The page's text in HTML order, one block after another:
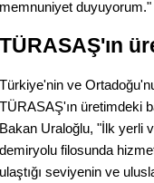
memnuniyet duyuyorum."
TÜRASAŞ'ın
Türkiye'nin ve
TÜRASAŞ'ın üretimdeki
Bakan Uraloğlu, "İlk yerli
demiryolu filosunda
ulaştığı seviyenin ve